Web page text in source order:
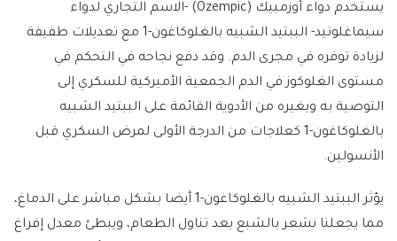
يستخدم دواء أوزمبيك (Ozempic) -الاسم التجاري لدواء
سيماغلوتيد- الببتيد الشبيه بالغلوكاغون-1 مع تعديلات طفيفة
لزيادة توفره في مجرى الدم. وقد دفع نجاحه في التحكم في
مستوى الغلوكوز في الدم الجمعية الأميركية للسكري إلى
التوصية به وبغيره من الأدوية القائمة على الببتيد الشبيه
بالغلوكاغون-1 كعلاجات من الدرجة الأولى لمرض السكري قبل
الأنسولين.
يؤثر الببتيد الشبيه بالغلوكاغون-1 أيضا بشكل مباشر على الدماغ،
مما يجعلنا نشعر بالشبع بعد تناول الطعام، ويبطئ معدل إفراغ